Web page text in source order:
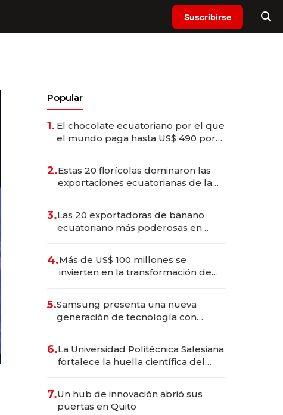
Suscribirse
Popular
1. El chocolate ecuatoriano por el que
el mundo paga hasta US$ 490 por
2.Estas 20 florícolas dominaron las
exportaciones ecuatorianas de la
3.Las 20 exportadoras de banano
ecuatoriano más poderosas en
4.Más de US$ 100 millones se
invierten en la transformación de
5.Samsung presenta una nueva
generación de tecnología con
6.La Universidad Politécnica Salesiana
fortalece la huella científica del
7.Un hub de innovación abrió sus
puertas en Quito